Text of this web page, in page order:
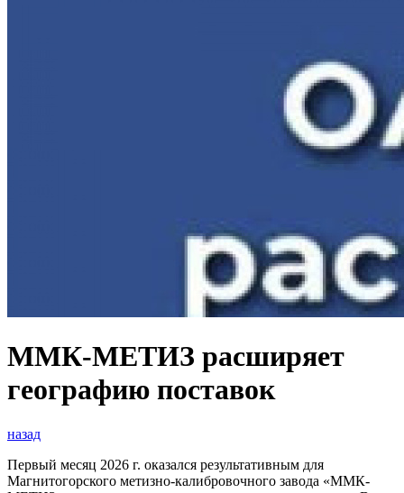
ММК-МЕТИЗ расширяет
географию поставок
назад
Первый месяц 2026 г. оказался результативным для
Магнитогорского метизно-калибровочного завода «ММК-